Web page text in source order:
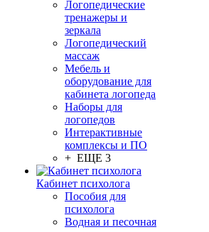
Логопедические
тренажеры и
зеркала
Логопедический
массаж
Мебель и
оборудование для
кабинета логопеда
Наборы для
логопедов
Интерактивные
комплексы и ПО
+ ЕЩЕ 3
Кабинет психолога
Пособия для
психолога
Водная и песочная